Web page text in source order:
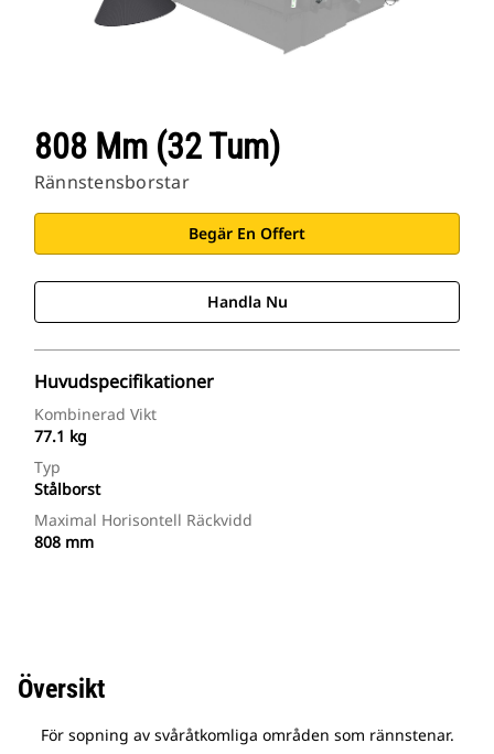
808 Mm (32 Tum)
Rännstensborstar
Begär En Offert
Handla Nu
Huvudspecifikationer
Kombinerad Vikt
77.1 kg
Typ
Stålborst
Maximal Horisontell Räckvidd
808 mm
Översikt
För sopning av svåråtkomliga områden som rännstenar.